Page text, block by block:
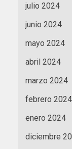
julio 2024
junio 2024
mayo 2024
abril 2024
marzo 2024
febrero 2024
enero 2024
diciembre